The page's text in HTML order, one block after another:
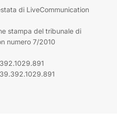
di LiveCommunication
stampa del tribunale di
numero 7/2010